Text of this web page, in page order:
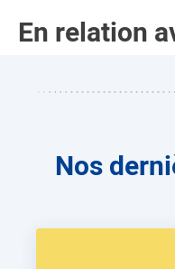
En relation
Nos